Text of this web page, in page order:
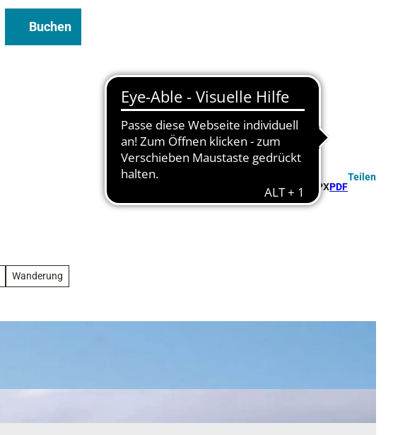
Buchen
GPXPDF
Teilen
Wanderung